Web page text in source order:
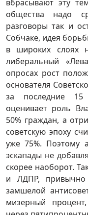
вбрасывают эту
общества надо
разговоры так и
Собчаке, идея
в широких слоях
либеральный
опросах рост
основателя
за последние 15
оценивает роль
50% граждан, а
советскую эпоху
уже 75%. Поэтому
эскапады не
скорее наоборот.
и ЛДПР,
замшелой
мизерный